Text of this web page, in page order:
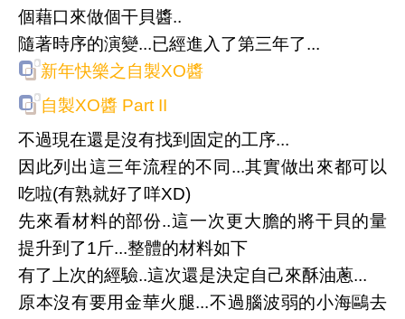
個藉口來做個干貝醬..
隨著時序的演變...已經進入了第三年了...
新年快樂之自製XO醬
自製XO醬 Part II
不過現在還是沒有找到固定的工序...
因此列出這三年流程的不同...其實做出來都可以
吃啦(有熟就好了咩XD)
先來看材料的部份..這一次更大膽的將干貝的量
提升到了1斤...整體的材料如下
有了上次的經驗..這次還是決定自己來酥油蔥...
原本沒有要用金華火腿...不過腦波弱的小海鷗去